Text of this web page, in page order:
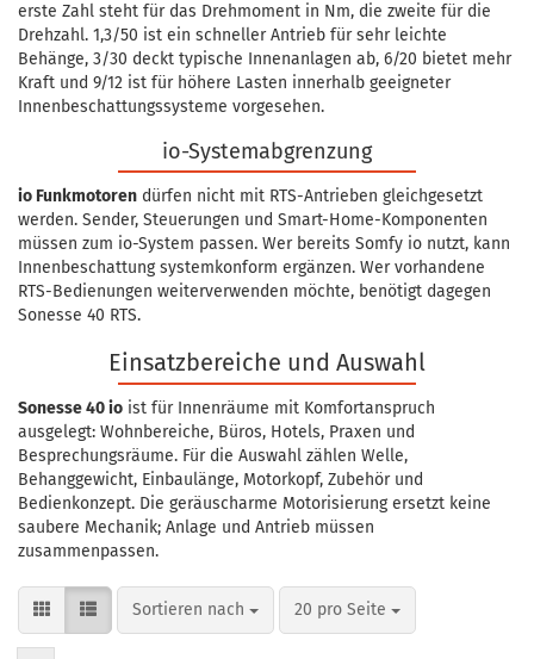
erste Zahl steht für das Drehmoment in Nm, die zweite für die
Drehzahl. 1,3/50 ist ein schneller Antrieb für sehr leichte
Behänge, 3/30 deckt typische Innenanlagen ab, 6/20 bietet mehr
Kraft und 9/12 ist für höhere Lasten innerhalb geeigneter
Innenbeschattungssysteme vorgesehen.
io-Systemabgrenzung
io Funkmotoren dürfen nicht mit RTS-Antrieben gleichgesetzt
werden. Sender, Steuerungen und Smart-Home-Komponenten
müssen zum io-System passen. Wer bereits Somfy io nutzt, kann
Innenbeschattung systemkonform ergänzen. Wer vorhandene
RTS-Bedienungen weiterverwenden möchte, benötigt dagegen
Sonesse 40 RTS.
Einsatzbereiche und Auswahl
Sonesse 40 io ist für Innenräume mit Komfortanspruch
ausgelegt: Wohnbereiche, Büros, Hotels, Praxen und
Besprechungsräume. Für die Auswahl zählen Welle,
Behanggewicht, Einbaulänge, Motorkopf, Zubehör und
Bedienkonzept. Die geräuscharme Motorisierung ersetzt keine
saubere Mechanik; Anlage und Antrieb müssen
zusammenpassen.
Sortieren nach
Sortieren nach 20 pro Seite
pro Seite